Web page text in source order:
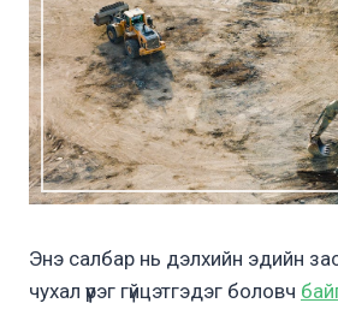
Энэ салбар нь дэлхийн эдийн
чухал үүрэг гүйцэтгэдэг боловч